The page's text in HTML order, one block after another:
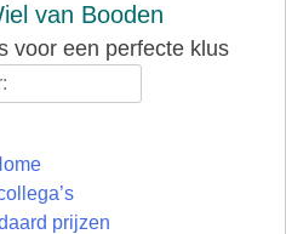
van Booden
voor een perfecte klus
prijzen